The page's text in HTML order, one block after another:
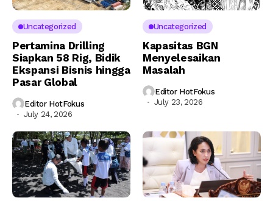
Uncategorized
Pertamina Drilling
Siapkan 58 Rig, Bidik
Ekspansi Bisnis hingga
Pasar Global
Editor HotFokus
July 24, 2026
Uncategorized
Kapasitas BGN
Menyelesaikan
Masalah
Editor HotFokus
July 23, 2026